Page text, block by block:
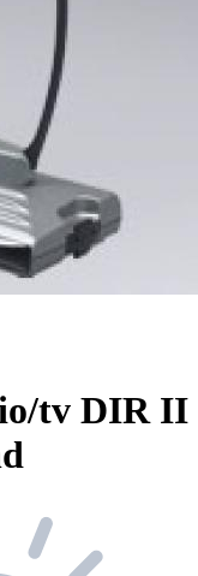
tv DIR II